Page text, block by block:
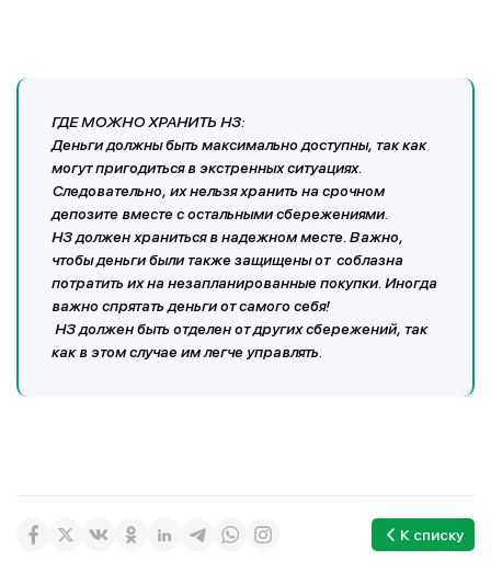
ГДЕ МОЖНО ХРАНИТЬ НЗ:
Деньги должны быть максимально доступны, так как
могут пригодиться в экстренных ситуациях.
Следовательно, их нельзя хранить на срочном
депозите вместе с остальными сбережениями.
НЗ должен храниться в надежном месте. Важно,
чтобы деньги были также защищены от соблазна
потратить их на незапланированные покупки. Иногда
важно спрятать деньги от самого себя!
НЗ должен быть отделен от других сбережений, так
как в этом случае им легче управлять.
К списку